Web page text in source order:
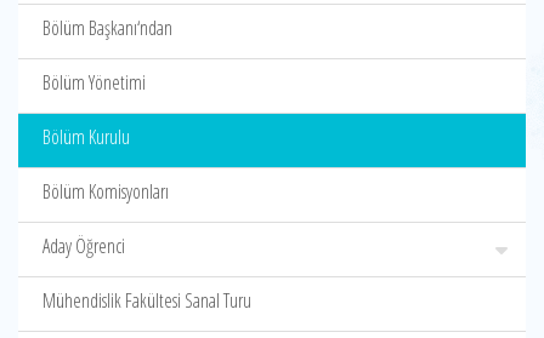
Bölüm Başkanı‘ndan
Bölüm Yönetimi
Bölüm Kurulu
Bölüm Komisyonları
Aday Öğrenci
Mühendislik Fakültesi Sanal Turu